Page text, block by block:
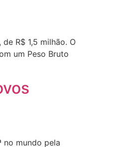
R$ 1,5 milhão. O
um Peso Bruto
no mundo pela